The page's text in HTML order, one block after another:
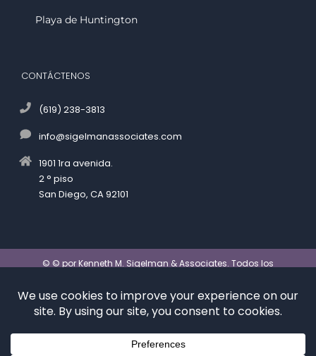
Playa de Huntington
CONTÁCTENOS
(619) 238-3813
info@sigelmanassociates.com
1901 1ra avenida.
2 ° piso
San Diego, CA 92101
© © por Kenneth M. Sigelman & Associates. Todos los
de privacidad
*Images are obtained under license from Canva and
attribution included where required.